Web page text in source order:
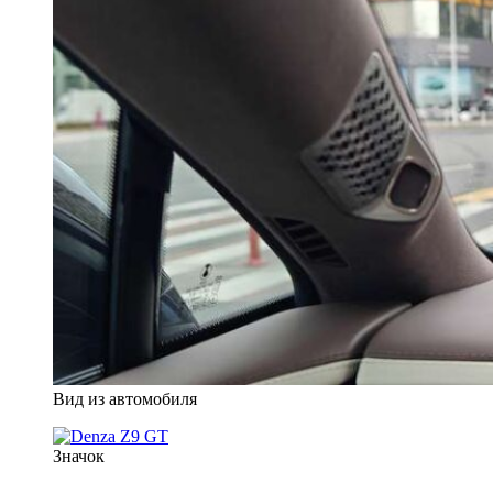
Вид из автомобиля
Значок